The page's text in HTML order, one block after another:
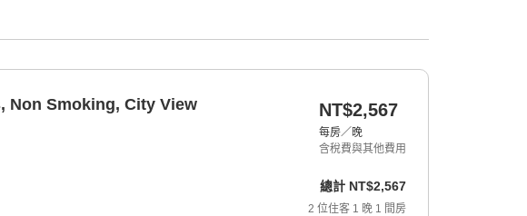
Non Smoking, City View NT$2,567
每房／晚
含稅費與其他費用
總計 NT$2,567
2 位住客 1 晚 1 間房